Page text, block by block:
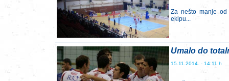
Za nešto manje od
ekipu...
Umalo do
15.11.2014. - 14:11 h